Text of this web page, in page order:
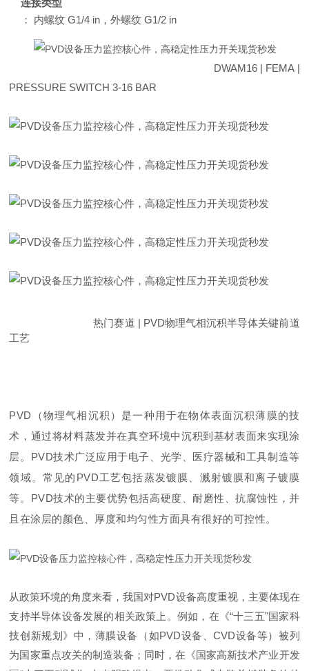
： 内螺纹 G1/4 in，外螺纹 G1/2 in
DWAM16 | FEMA |
PRESSURE SWITCH 3-16 BAR
热门赛道 | PVD物理气相沉积半导体关键前道
工艺
PVD（物理气相沉积）是一种用于在物体表面沉积薄膜的技
术，通过将材料蒸发并在真空环境中沉积到基材表面来实现涂
层。PVD技术广泛应用于电子、光学、医疗器械和工具制造等
领域。常见的PVD工艺包括蒸发镀膜、溅射镀膜和离子镀膜
等。PVD技术的主要优势包括高硬度、耐磨性、抗腐蚀性，并
且在涂层的颜色、厚度和均匀性方面具有很好的可控性。
从政策环境的角度来看，我国对PVD设备高度重视，主要体现在
支持半导体设备发展的相关政策上。例如，在《“十三五"国家科
技创新规划》中，薄膜设备（如PVD设备、CVD设备等）被列
为国家重点攻关的制造装备；同时，在《国家高新技术产业开发